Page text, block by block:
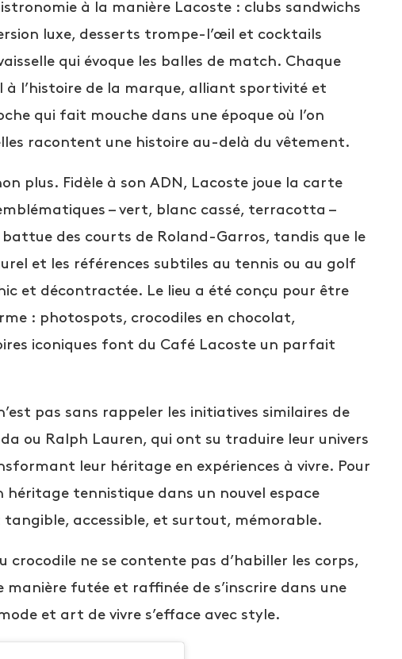
à la manière Lacoste : clubs sandwichs
luxe, desserts trompe-l’œil et cocktails
qui évoque les balles de match. Chaque
à l’histoire de la marque, alliant sportivité et
qui fait mouche dans une époque où l’on
racontent une histoire au-delà du vêtement.
plus. Fidèle à son ADN, Lacoste joue la carte
– vert, blanc cassé, terracotta –
des courts de Roland-Garros, tandis que le
et les références subtiles au tennis ou au golf
et décontractée. Le lieu a été conçu pour être
: photospots, crocodiles en chocolat,
iconiques font du Café Lacoste un parfait
pas sans rappeler les initiatives similaires de
ou Ralph Lauren, qui ont su traduire leur univers
leur héritage en expériences à vivre. Pour
héritage tennistique dans un nouvel espace
tangible, accessible, et surtout, mémorable.
crocodile ne se contente pas d’habiller les corps,
manière futée et raffinée de s’inscrire dans une
et art de vivre s’efface avec style.